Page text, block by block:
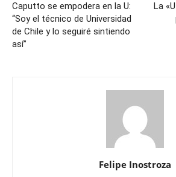
Caputto se empodera en la U:
“Soy el técnico de Universidad
de Chile y lo seguiré sintiendo
así”
La
Felipe Inostroza